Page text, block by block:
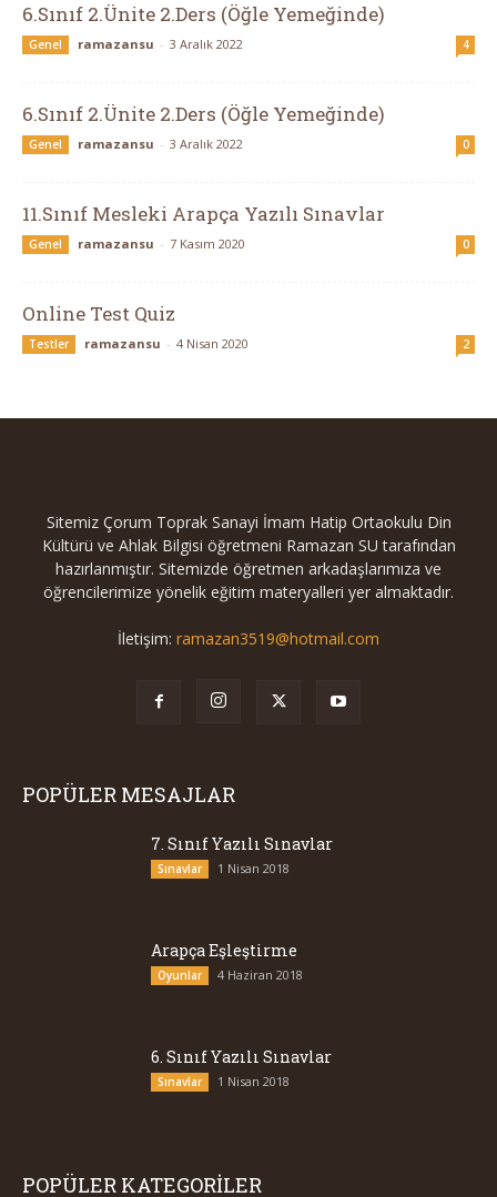
6.Sınıf 2.Ünite 2.Ders (Öğle Yemeğinde)
Genel ramazansu - 3 Aralık 2022 4
6.Sınıf 2.Ünite 2.Ders (Öğle Yemeğinde)
Genel ramazansu - 3 Aralık 2022 0
11.Sınıf Mesleki Arapça Yazılı Sınavlar
Genel ramazansu - 7 Kasım 2020 0
Online Test Quiz
Testler ramazansu - 4 Nisan 2020 2
Sitemiz Çorum Toprak Sanayi İmam Hatip Ortaokulu Din
Kültürü ve Ahlak Bilgisi öğretmeni Ramazan SU tarafından
hazırlanmıştır. Sitemizde öğretmen arkadaşlarımıza ve
öğrencilerimize yönelik eğitim materyalleri yer almaktadır.
İletişim: ramazan3519@hotmail.com
POPÜLER MESAJLAR
7. Sınıf Yazılı Sınavlar
Sınavlar 1 Nisan 2018
Arapça Eşleştirme
Oyunlar 4 Haziran 2018
6. Sınıf Yazılı Sınavlar
Sınavlar 1 Nisan 2018
POPÜLER KATEGORİLER